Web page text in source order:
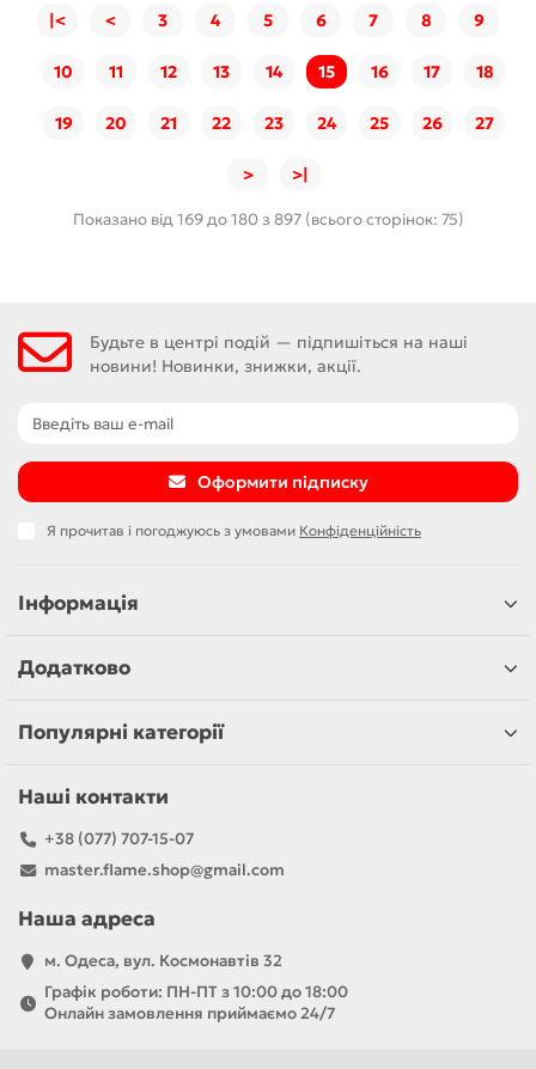
|< < 3 4 5 6 7 8 9
10 11 12 13 14 15 16 17 18
19 20 21 22 23 24 25 26 27
> >|
Показано від 169 до 180 з 897 (всього сторінок: 75)
Будьте в центрі подій — підпишіться на наші
новини! Новинки, знижки, акції.
Оформити підписку
Я прочитав і погоджуюсь з умовами Конфіденційність
Інформація
Додатково
Популярні категорії
Наші контакти
+38 (077) 707-15-07
master.flame.shop@gmail.com
Наша адреса
м. Одеса, вул. Космонавтів 32
Графік роботи: ПН-ПТ з 10:00 до 18:00
Онлайн замовлення приймаємо 24/7